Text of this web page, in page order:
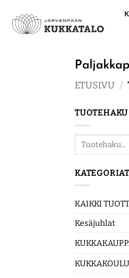
content
ETUSIVU /
TUOTEHAKU
Etsi:
KATEGORIAT
KAIKKI
Kesäjuhlat
KUKKAKOULU